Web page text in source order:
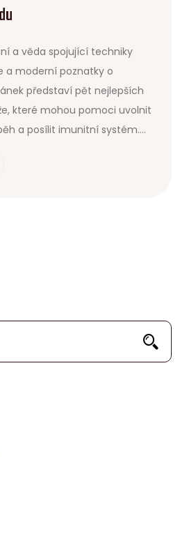
a věda spojující techniky
a moderní poznatky o
představí pět nejlepších
které mohou pomoci uvolnit
a posílit imunitní systém.